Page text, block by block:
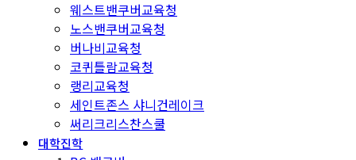
웨스트밴쿠버교육청
노스밴쿠버교육청
버나비교육청
코퀴틀람교육청
랭리교육청
세인트존스 샤니건레이크
써리크리스찬스쿨
대학진학